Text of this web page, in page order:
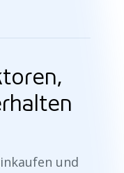
und